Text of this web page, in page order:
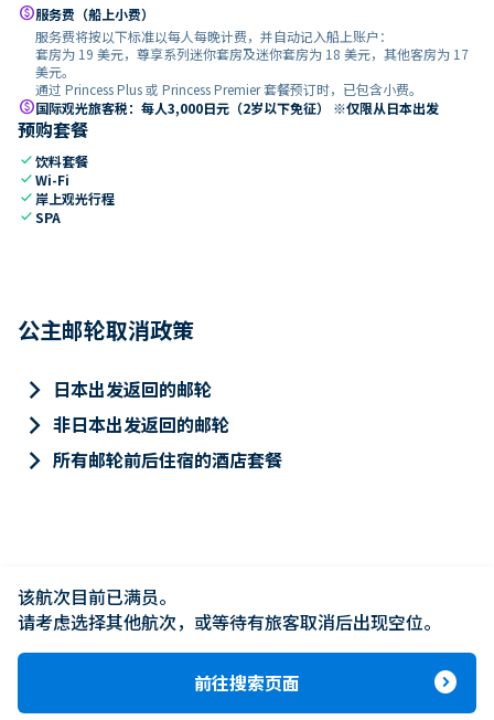
paid服务费（船上小费）
服务费将按以下标准以每人每晚计费，并自动记入船上账户：
套房为 19 美元，尊享系列迷你套房及迷你套房为 18 美元，其他客房为 17
美元。
通过 Princess Plus 或 Princess Premier 套餐预订时，已包含小费。
paid国际观光旅客税：每人3,000日元（2岁以下免征） ※仅限从日本出发
预购套餐
check饮料套餐
checkWi-Fi
check 岸上观光行程
checkSPA
公主邮轮取消政策
keyboard_arrow_right 日本出发返回的邮轮
keyboard_arrow_right 非日本出发返回的邮轮
keyboard_arrow_right 所有邮轮前后住宿的酒店套餐
该航次目前已满员。
请考虑选择其他航次，或等待有旅客取消后出现空位。
前往搜索页面 expand_circle_right